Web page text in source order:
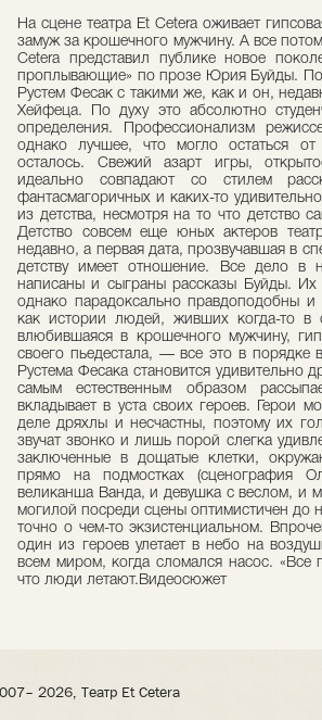
На сцене театра Et Cetera оживает
замуж за крошечного мужчину. А все
Cetera представил публике новое
проплывающие» по прозе Юрия Буйды.
Рустем Фесак с такими же, как и он,
Хейфеца. По духу это абсолютно
определения. Профессионализм
однако лучшее, что могло остаться от
осталось. Свежий азарт игры,
идеально совпадают со стилем
фантасмагоричных и каких-то
из детства, несмотря на то что детство
Детство совсем еще юных актеров
недавно, а первая дата, прозвучавшая в
детству имеет отношение. Все дело в
написаны и сыграны рассказы Буйды.
однако парадоксально правдоподобны
как истории людей, живших когда-то в
влюбившаяся в крошечного мужчину,
своего пьедестала, — все это в
Рустема Фесака становится удивительно
самым естественным образом
вкладывает в уста своих героев. Герои
деле дряхлы и несчастны, поэтому их
звучат звонко и лишь порой слегка
заключенные в дощатые клетки,
прямо на подмостках (сценография
великанша Ванда, и девушка с веслом, и
могилой посреди сцены оптимистичен до
точно о чем-то экзистенциальном.
один из героев улетает в небо на
всем миром, когда сломался насос.
что люди летают.Видеосюжет
2026, Театр Et Cetera